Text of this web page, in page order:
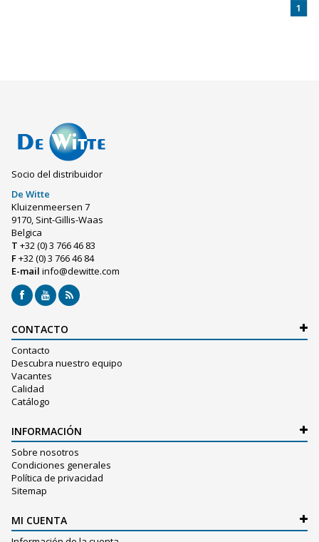
1
Socio del distribuidor
De Witte
Kluizenmeersen 7
9170, Sint-Gillis-Waas
Belgica
T +32 (0) 3 766 46 83
F+32 (0) 3 766 46 84
E-mail info@dewitte.com
CONTACTO
Contacto
Descubra nuestro equipo
Vacantes
Calidad
Catálogo
INFORMACIÓN
Sobre nosotros
Condiciones generales
Política de privacidad
Sitemap
MI CUENTA